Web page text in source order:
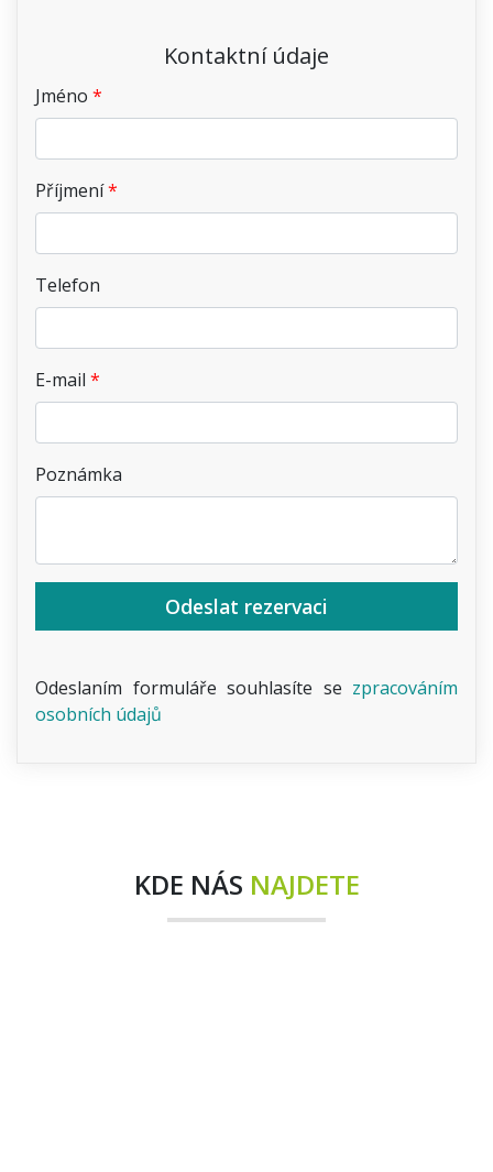
Kontaktní údaje
Jméno
Příjmení
Telefon
E-mail
Poznámka
Odeslat rezervaci
Odeslaním formuláře souhlasíte se zpracováním
osobních údajů
KDE NÁS NAJDETE